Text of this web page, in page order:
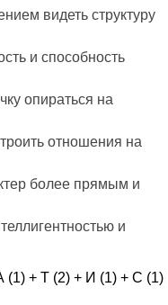
видеть структуру
и способность
опираться на
отношения на
более прямым и
и
(1) + Т (2) + И (1) + С (1)